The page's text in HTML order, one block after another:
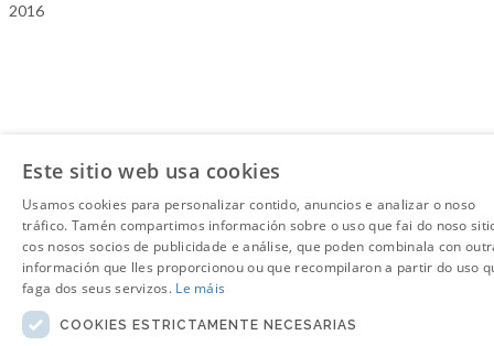
2016
Este sitio web usa cookies
Usamos cookies para personalizar contido, anuncios e analizar o noso
tráfico. Tamén compartimos información sobre o uso que fai do noso
cos nosos socios de publicidade e análise, que poden combinala con
información que lles proporcionou ou que recompilaron a partir do uso
faga dos seus servizos. Le máis
COOKIES ESTRICTAMENTE NECESARIAS